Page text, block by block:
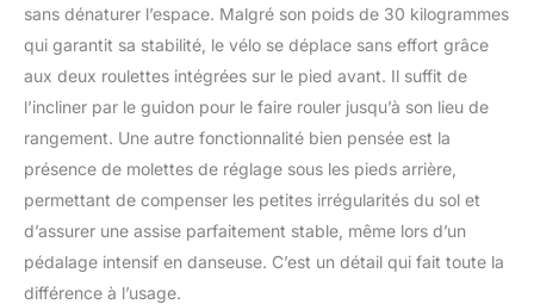
de quitter l'usine, ce qui
garantit une qualité et
une sécurité accrues. 𝗔̀
𝗩𝗘́𝗟𝗢𝗦
𝗗'𝗘𝗡𝗧𝗥𝗔𝗜̂𝗡𝗘𝗠𝗘𝗡𝗧
𝗗𝗠𝗔𝗦𝗨𝗡 𝗦𝗢𝗡𝗧-𝗜𝗟𝗦
𝗦𝗜𝗟𝗘𝗡𝗖𝗜𝗘𝗨𝗫 𝗘𝗧
𝗙𝗟𝗨𝗜𝗗𝗘𝗦: Après des
tests, le bruit produit par
nos vélos d'appartement
sans dénaturer l’espace. Malgré son poids de 30 kilogrammes
qui garantit sa stabilité, le vélo se déplace sans effort grâce
aux deux roulettes intégrées sur le pied avant. Il suffit de
l’incliner par le guidon pour le faire rouler jusqu’à son lieu de
rangement. Une autre fonctionnalité bien pensée est la
présence de molettes de réglage sous les pieds arrière,
permettant de compenser les petites irrégularités du sol et
d’assurer une assise parfaitement stable, même lors d’un
pédalage intensif en danseuse. C’est un détail qui fait toute la
différence à l’usage.